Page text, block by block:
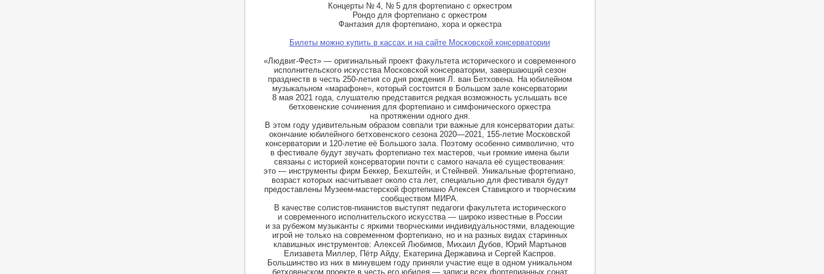
Концерты № 4, № 5 для фортепиано с оркестром
Рондо для фортепиано с оркестром
Фантазия для фортепиано, хора и оркестра
Билеты можно купить в кассах и на сайте Московской консерватории
«Людвиг-Фест» — оригинальный проект факультета исторического и современного
исполнительского искусства Московской консерватории, завершающий сезон
празднеств в честь 250-летия со дня рождения Л. ван Бетховена. На юбилейном
музыкальном «марафоне», который состоится в Большом зале консерватории
8 мая 2021 года, слушателю представится редкая возможность услышать все
бетховенские сочинения для фортепиано и симфонического оркестра
на протяжении одного дня.
В этом году удивительным образом совпали три важные для консерватории даты:
окончание юбилейного бетховенского сезона 2020—2021, 155-летие Московской
консерватории и 120-летие её Большого зала. Поэтому особенно символично, что
в фестивале будут звучать фортепиано тех мастеров, чьи громкие имена были
связаны с историей консерватории почти с самого начала её существования:
это — инструменты фирм Беккер, Бехштейн, и Стейнвей. Уникальные фортепиано,
возраст которых насчитывает около ста лет, специально для фестиваля будут
предоставлены Музеем-мастерской фортепиано Алексея Ставицкого и творческим
сообществом МИРА.
В качестве солистов-пианистов выступят педагоги факультета исторического
и современного исполнительского искусства — широко известные в России
и за рубежом музыканты с яркими творческими индивидуальностями, владеющие
игрой не только на современном фортепиано, но и на разных видах старинных
клавишных инструментов: Алексей Любимов, Михаил Дубов, Юрий Мартынов
Елизавета Миллер, Пётр Айду, Екатерина Державина и Сергей Каспров.
Большинство из них в минувшем году приняли участие еще в одном уникальном
бетховенском проекте в честь его юбилея — записи всех фортепианных сонат